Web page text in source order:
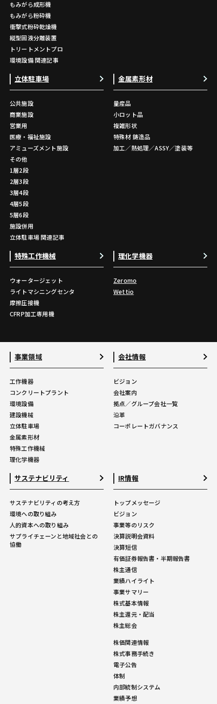
もみがら成形機
もみがら粉砕機
衝撃式粉砕乾燥機
縦型固液分離装置
トリートメントプロ
環境設備 関連記事
立体駐車場
公共施設
商業施設
営業用
医療・福祉施設
アミューズメント施設
その他
1層2段
2層3段
3層4段
4層5段
5層6段
施設併用
立体駐車場 関連記事
金属素形材
量産品
小ロット品
複雑形状
特殊材 鋳造品
加工／熱処理／ASSY／塗装等
特殊工作機械
ウォータージェット
ライトマシニングセンタ
摩擦圧接機
CFRP加工専用機
理化学機器
Zeromo
Wettio
事業領域
工作機器
コンクリートプラント
環境設備
建設機械
立体駐車場
金属素形材
特殊工作機械
理化学機器
会社情報
ビジョン
会社案内
拠点／グループ会社一覧
沿革
コーポレートガバナンス
サステナビリティ
サステナビリティの考え方
環境への取り組み
人的資本への取り組み
サプライチェーンと地域社会との
協働
IR情報
トップメッセージ
ビジョン
事業等のリスク
決算説明会資料
決算短信
有価証券報告書・半期報告書
株主通信
業績ハイライト
事業サマリー
株式基本情報
株主還元・配当
株主総会
株価関連情報
株式事務手続き
電子公告
体制
内部統制システム
業績予想